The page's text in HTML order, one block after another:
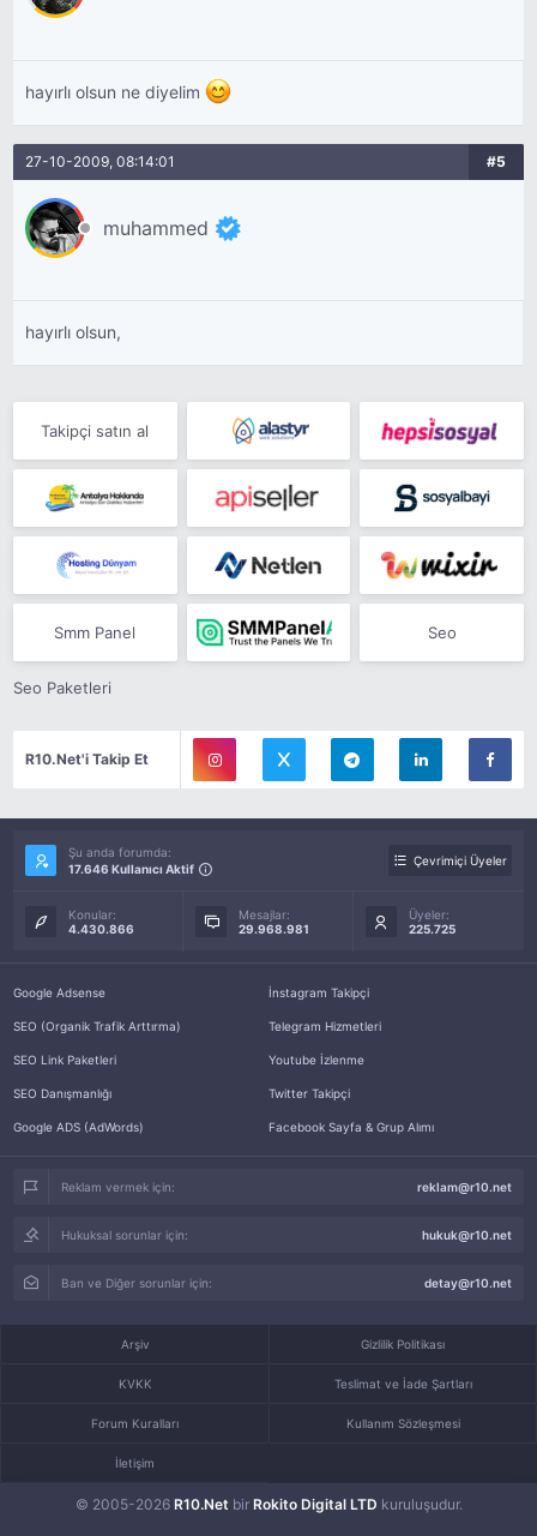
hayırlı olsun ne diyelim
27-10-2009, 08:14:01 #5
muhammed
hayırlı olsun,
Takipçi satın al
Smm Panel Seo
Seo Paketleri
R10.Net'i Takip Et
Şu anda forumda:
17.646 Kullanıcı Aktif
Çevrimiçi Üyeler
Konular:
4.430.866
Mesajlar:
29.968.981
Üyeler:
225.725
Google Adsense
SEO (Organik Trafik Arttırma)
SEO Link Paketleri
SEO Danışmanlığı
Google ADS (AdWords)
İnstagram Takipçi
Telegram Hizmetleri
Youtube İzlenme
Twitter Takipçi
Facebook Sayfa & Grup Alımı
Reklam vermek için: reklam@r10.net
Hukuksal sorunlar için: hukuk@r10.net
Ban ve Diğer sorunlar için: detay@r10.net
© 2005-2026 R10.Net bir Rokito Digital LTD kuruluşudur.
Arşiv Gizlilik Politikası
KVKK Teslimat ve İade Şartları
Forum Kuralları Kullanım Sözleşmesi
İletişim